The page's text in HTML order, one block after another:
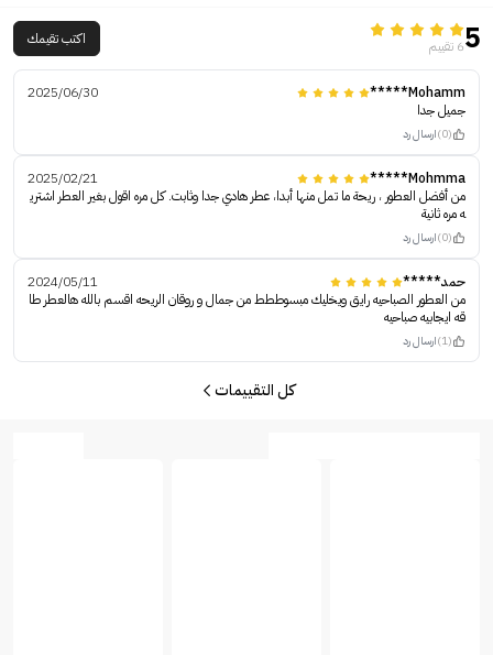
56 تقييم اكتب تقيمك
Mohamm*****
2025/06/30
جميل جدا
(0) ارسال رد
Mohmma*****
2025/02/21
من أفضل العطور ، ريحة ما تمل منها أبدا، عطر هادي جدا وثابت. كل مره اقول بغير العطر اشتري
ه مره ثانية
(0) ارسال رد
حمد*****
2024/05/11
من العطور الصباحيه رايق ويخليك مبسوططط من جمال و روقان الريحه اقسم بالله هالعطر طا
قه ايجابيه صباحيه
(1) ارسال رد
كل التقييمات